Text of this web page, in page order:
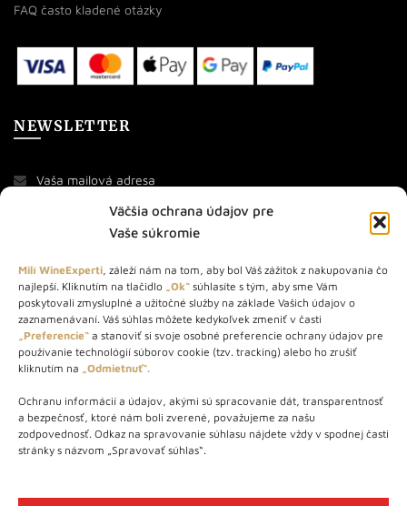
Väčšia ochrana údajov pre
Vaše súkromie
Milí WineExperti, záleží nám na tom, aby bol Váš zážitok z nakupovania čo
najlepší. Kliknutím na tlačidlo „Ok“ súhlasíte s tým, aby sme Vám
poskytovali zmysluplné a užitočné služby na základe Vašich údajov o
zaznamenávaní. Váš súhlas môžete kedykoľvek zmeniť v časti
„Preferencie“ a stanoviť si svoje osobné preferencie ochrany údajov pre
používanie technológií súborov cookie (tzv. tracking) alebo ho zrušiť
kliknutím na „Odmietnuť“.
Ochranu informácií a údajov, akými sú spracovanie dát, transparentnosť
a bezpečnosť, ktoré nám boli zverené, považujeme za našu
zodpovednosť. Odkaz na spravovanie súhlasu nájdete vždy v spodnej časti
stránky s názvom „Spravovať súhlas“.
FAQ často kladené otázky
NEWSLETTER
O NÁS
STORE – obchod s vínom a destilátmi od roku 2010. Na našej
webovej stránke predávame viac ako 1000+ značkových
produktov.
Info tel.: +421 917 779 888
Vínotéka: +421 917 888 879
Vínotéka: Bratislavská 49/B, Bratislava 841 06